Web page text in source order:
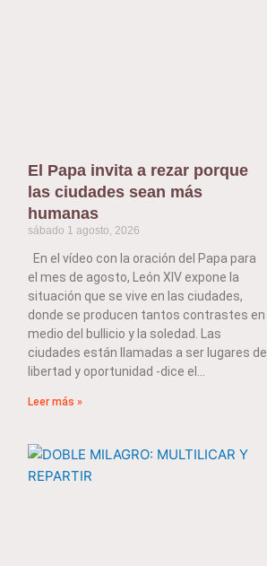
El Papa invita a rezar porque
las ciudades sean más
humanas
sábado 1 agosto, 2026
En el vídeo con la oración del Papa para
el mes de agosto, León XIV expone la
situación que se vive en las ciudades,
donde se producen tantos contrastes en
medio del bullicio y la soledad. Las
ciudades están llamadas a ser lugares de
libertad y oportunidad -dice el
Leer más »